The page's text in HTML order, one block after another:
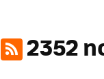
2352